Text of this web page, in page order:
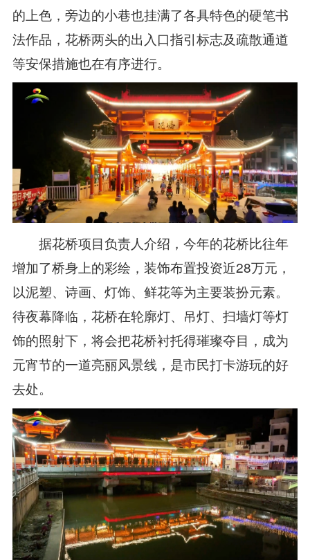
的上色，旁边的小巷也挂满了各具特色的硬笔书
法作品，花桥两头的出入口指引标志及疏散通道
等安保措施也在有序进行。
据花桥项目负责人介绍，今年的花桥比往年
增加了桥身上的彩绘，装饰布置投资近28万元，
以泥塑、诗画、灯饰、鲜花等为主要装扮元素。
待夜幕降临，花桥在轮廓灯、吊灯、扫墙灯等灯
饰的照射下，将会把花桥衬托得璀璨夺目，成为
元宵节的一道亮丽风景线，是市民打卡游玩的好
去处。